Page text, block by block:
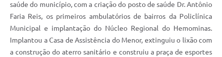
saúde do município, com a criação do posto de saúde Dr. Antônio
Faria Reis, os primeiros ambulatórios de bairros da Policlínica
Municipal e implantação do Núcleo Regional do Hemominas.
Implantou a Casa de Assistência do Menor, extinguiu o lixão com
a construção do aterro sanitário e construiu a praça de esportes